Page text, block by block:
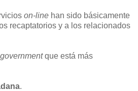
on-line han sido básicamente
recaptatorios y a los relacionados
que está más
.